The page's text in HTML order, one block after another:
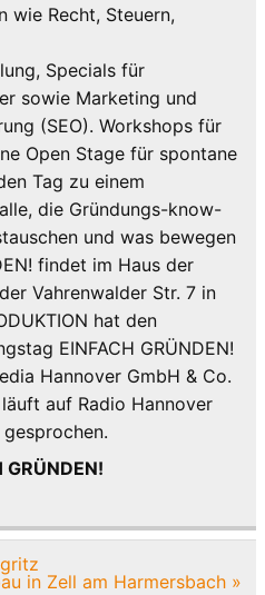
wie Recht, Steuern,
Specials für
sowie Marketing und
(SEO). Workshops für
Open Stage für spontane
Tag zu einem
die Gründungs-know-
und was bewegen
findet im Haus der
Vahrenwalder Str. 7 in
hat den
EINFACH GRÜNDEN!
Hannover GmbH & Co.
auf Radio Hannover
GRÜNDEN!
in Zell am Harmersbach »